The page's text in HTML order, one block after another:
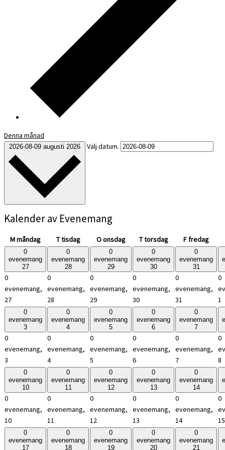
Denna månad
2026-08-09 augusti 2026 Välj datum.
Kalender av Evenemang
Mmåndag Ttisdag Oonsdag Ttorsdag Ffredag
0
evenemang
27
0
evenemang,
27
0
evenemang
28
0
evenemang,
28
0
evenemang
29
0
evenemang,
29
0
evenemang
30
0
evenemang,
30
0
evenemang
31
0
evenemang,
31
0
1
0
evenemang
3
0
evenemang,
3
0
evenemang
4
0
evenemang,
4
0
evenemang
5
0
evenemang,
5
0
evenemang
6
0
evenemang,
6
0
evenemang
7
0
evenemang,
7
0
8
0
evenemang
10
0
evenemang,
10
0
evenemang
11
0
evenemang,
11
0
evenemang
12
0
evenemang,
12
0
evenemang
13
0
evenemang,
13
0
evenemang
14
0
evenemang,
14
0
15
0
evenemang
17
0
evenemang
18
0
evenemang
19
0
evenemang
20
0
evenemang
21